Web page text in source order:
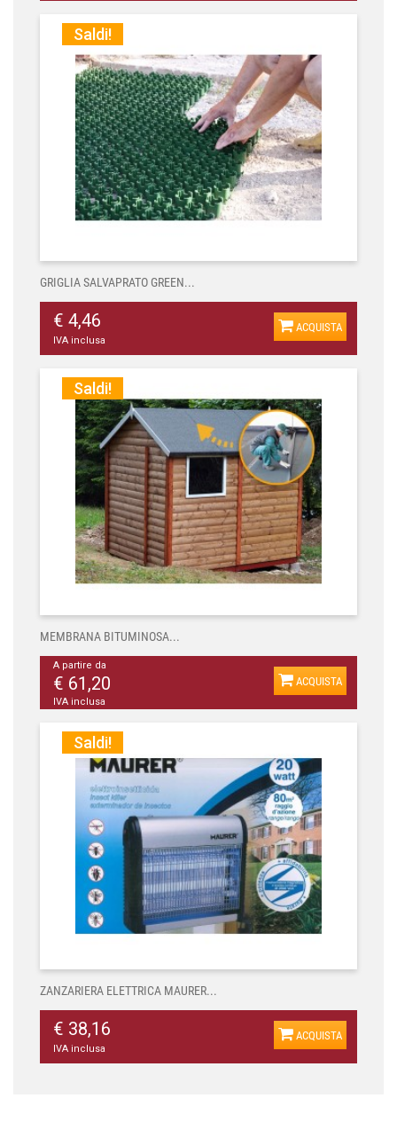
Saldi!
GRIGLIA SALVAPRATO GREEN...
€ 4,46
IVA inclusa
ACQUISTA
Saldi!
MEMBRANA BITUMINOSA...
A partire da
€ 61,20
IVA inclusa
ACQUISTA
Saldi!
ZANZARIERA ELETTRICA MAURER...
€ 38,16
IVA inclusa
ACQUISTA